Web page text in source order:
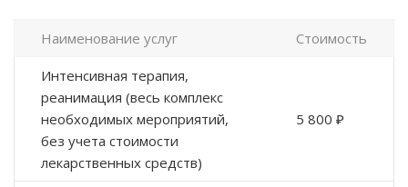
Наименование услуг Стоимость
Интенсивная терапия,
реанимация (весь комплекс
необходимых мероприятий,
без учета стоимости
лекарственных средств)
5 800 ₽